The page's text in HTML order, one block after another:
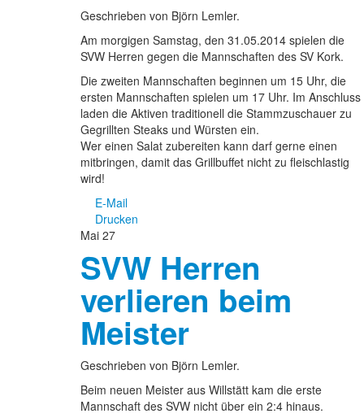
Geschrieben von Björn Lemler.
Am morgigen Samstag, den 31.05.2014 spielen die
SVW Herren gegen die Mannschaften des SV Kork.
Die zweiten Mannschaften beginnen um 15 Uhr, die
ersten Mannschaften spielen um 17 Uhr. Im Anschluss
laden die Aktiven traditionell die Stammzuschauer zu
Gegrillten Steaks und Würsten ein.
Wer einen Salat zubereiten kann darf gerne einen
mitbringen, damit das Grillbuffet nicht zu fleischlastig
wird!
E-Mail
Drucken
Mai 27
SVW Herren
verlieren beim
Meister
Geschrieben von Björn Lemler.
Beim neuen Meister aus Willstätt kam die erste
Mannschaft des SVW nicht über ein 2:4 hinaus.